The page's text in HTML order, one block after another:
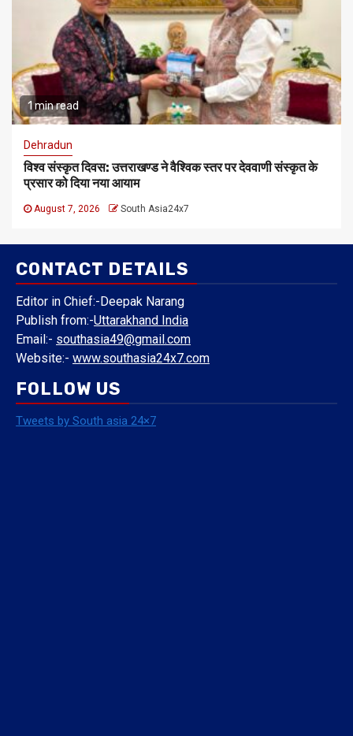
1 min read
Dehradun
विश्व संस्कृत दिवस: उत्तराखण्ड ने वैश्विक स्तर पर देववाणी संस्कृत के
प्रसार को दिया नया आयाम
August 7, 2026 South Asia24x7
CONTACT DETAILS
Editor in Chief:-Deepak Narang
Publish from:-Uttarakhand India
Email:- southasia49@gmail.com
Website:- www.southasia24x7.com
FOLLOW US
Tweets by South asia 24×7